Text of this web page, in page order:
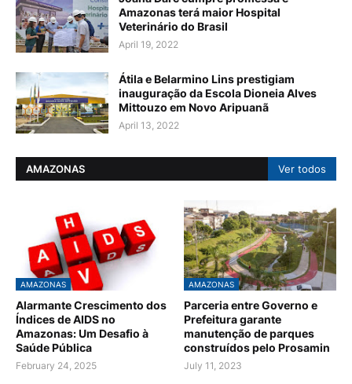
Amazonas terá maior Hospital
Veterinário do Brasil
April 19, 2022
Átila e Belarmino Lins prestigiam
inauguração da Escola Dioneia Alves
Mittouzo em Novo Aripuanã
April 13, 2022
AMAZONAS Ver todos
AMAZONAS
Alarmante Crescimento dos
Índices de AIDS no
Amazonas: Um Desafio à
Saúde Pública
February 24, 2025
AMAZONAS
Parceria entre Governo e
Prefeitura garante
manutenção de parques
construídos pelo Prosamin
July 11, 2023